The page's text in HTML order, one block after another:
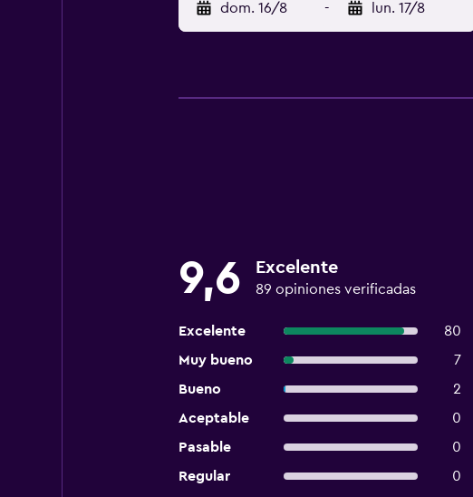
dom. 16/8 - lun. 17/8
9,6 Excelente
89 opiniones verificadas
Excelente
80
Muy bueno
7
Bueno
2
Aceptable
0
Pasable
0
Regular
0